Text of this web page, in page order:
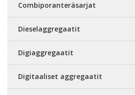
Combiporanteräsarjat
Dieselaggregaatit
Digiaggregaatit
Digitaaliset aggregaatit